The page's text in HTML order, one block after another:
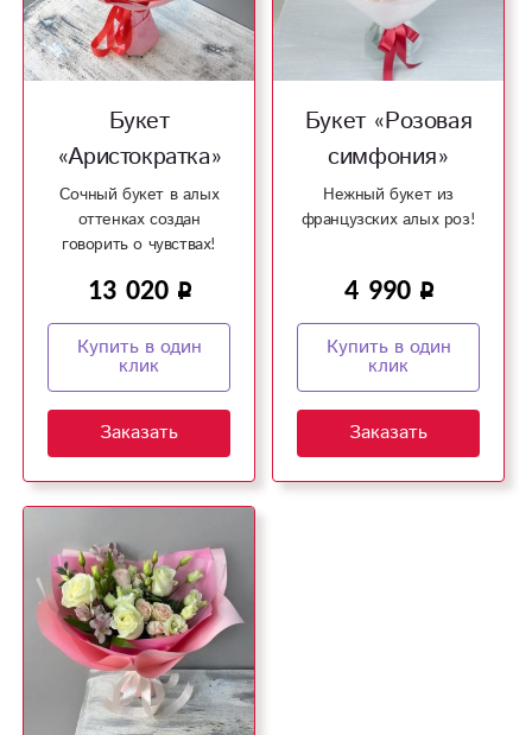
Букет
«Аристократка»
Сочный букет в алых
оттенках создан
говорить о чувствах!
13 020
Купить в один
клик
Заказать
Букет «Розовая
симфония»
Нежный букет из
французских алых роз!
4 990
Купить в один
клик
Заказать